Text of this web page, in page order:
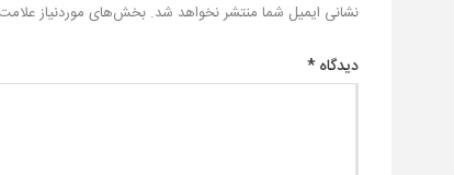
نشانی ایمیل شما منتشر نخواهد شد. بخش‌های موردنیاز
دیدگاه *